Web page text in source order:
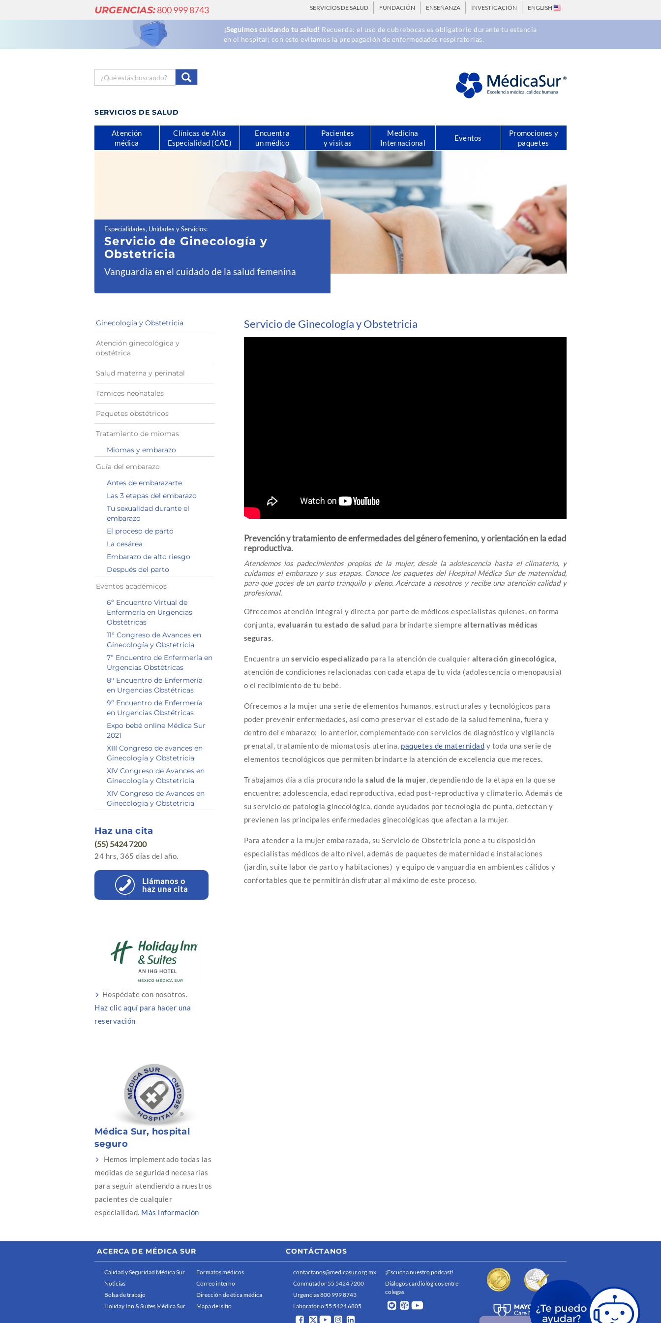
URGENCIAS:800 999 8743 SERVICIOS DE SALUD FUNDACIÓN ENSEÑANZA INVESTIGACIÓN ENGLISH
¡Seguimos cuidando tu salud! Recuerda: el uso de cubrebocas es obligatorio durante tu estancia
en el hospital; con esto evitamos la propagación de enfermedades respiratorias.
SERVICIOS DE SALUD
Atención
médica
Clínicas de Alta
Especialidad (CAE)
Encuentra
un médico
Pacientes
y visitas
Medicina
Internacional
Eventos
Promociones y
paquetes
Especialidades, Unidades y Servicios:
Servicio de Ginecología y
Obstetricia
Vanguardia en el cuidado de la salud femenina
Servicio de Ginecología y Obstetricia
Prevención y tratamiento de enfermedades del género femenino, y orientación en la edad
reproductiva.
Atendemos los padecimientos propios de la mujer, desde la adolescencia hasta el climaterio, y
cuidamos el embarazo y sus etapas. Conoce los paquetes del Hospital Médica Sur de maternidad,
para que goces de un parto tranquilo y pleno. Acércate a nosotros y recibe una atención calidad y
profesional.
Ofrecemos atención integral y directa por parte de médicos especialistas quienes, en forma
conjunta, evaluarán tu estado de salud para brindarte siempre alternativas médicas
seguras.
Encuentra unservicio especializado para la atención de cualquier alteración ginecológica,
atención de condiciones relacionadas con cada etapa de tu vida (adolescencia o menopausia)
o el recibimiento de tu bebé.
Ofrecemos a la mujer una serie de elementos humanos, estructurales y tecnológicos para
poder prevenir enfermedades, así como preservar el estado de la salud femenina, fuera y
dentro del embarazo; lo anterior, complementado con servicios de diagnóstico y vigilancia
prenatal, tratamiento de miomatosis uterina, paquetes de maternidad y toda una serie de
elementos tecnológicos que permiten brindarte la atención de excelencia que mereces.
Trabajamos día a día procurando lasalud de la mujer, dependiendo de la etapa en la que se
encuentre: adolescencia, edad reproductiva, edad post-reproductiva y climaterio. Además de
su servicio de patología ginecológica, donde ayudados por tecnología de punta, detectan y
previenen las principales enfermedades ginecológicas que afectan a la mujer.
Para atender a la mujer embarazada, su Servicio de Obstetricia pone a tu disposición
especialistas médicos de alto nivel, además de paquetes de maternidad e instalaciones
(jardín, suite labor de parto y habitaciones) y equipo de vanguardia en ambientes cálidos y
confortables que te permitirán disfrutar al máximo de este proceso.
Ginecología y Obstetricia
Atención ginecológica y
obstétrica
Salud materna y perinatal
Tamices neonatales
Paquetes obstétricos
Tratamiento de miomas
Miomas y embarazo
Guía del embarazo
Antes de embarazarte
Las 3 etapas del embarazo
Tu sexualidad durante el
embarazo
El proceso de parto
La cesárea
Embarazo de alto riesgo
Después del parto
Eventos académicos
6º Encuentro Virtual de
Enfermería en Urgencias
Obstétricas
11° Congreso de Avances en
Ginecología y Obstetricia
7º Encuentro de Enfermería en
Urgencias Obstétricas
8° Encuentro de Enfermería
en Urgencias Obstétricas
9º Encuentro de Enfermería
en Urgencias Obstétricas
Expo bebé online Médica Sur
2021
XIII Congreso de avances en
Ginecología y Obstetricia
XIV Congreso de Avances en
Ginecología y Obstetricia
XIV Congreso de Avances en
Ginecología y Obstetricia
Haz una cita
(55) 5424 7200
24 hrs, 365 días del año.
Llámanos o
haz una cita
Hospédate con nosotros.
Haz clic aquí para hacer una
reservación
Médica Sur, hospital
seguro
Hemos implementado todas las
medidas de seguridad necesarias
para seguir atendiendo a nuestros
pacientes de cualquier
especialidad. Más información
ACERCA DE MÉDICA SUR
Calidad y Seguridad Médica Sur
Noticias
Bolsa de trabajo
Holiday Inn & Suites Médica Sur
Formatos médicos
Correo interno
Dirección de ética médica
Mapa del sitio
CONTÁCTANOS
contactanos@medicasur.org.mx
Conmutador 55 5424 7200
Urgencias 800 999 8743
Laboratorio 55 5424 6805
¡Escucha nuestro podcast!
Diálogos cardiológicos entre
colegas